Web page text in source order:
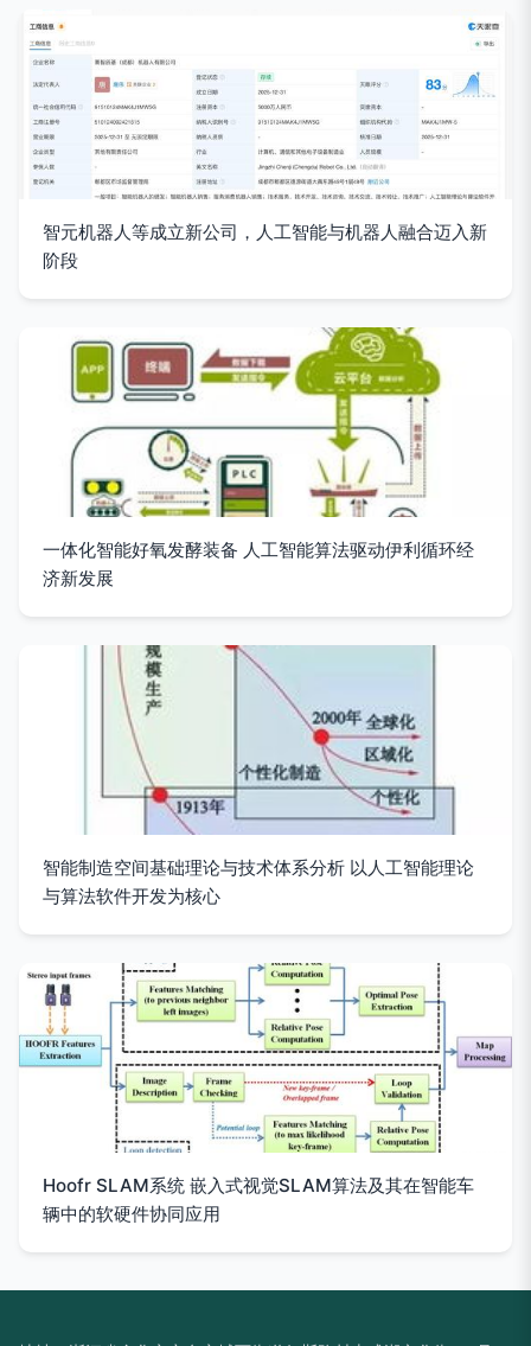
智元机器人等成立新公司，人工智能与机器人融合迈入新
阶段
一体化智能好氧发酵装备 人工智能算法驱动伊利循环经
济新发展
智能制造空间基础理论与技术体系分析 以人工智能理论
与算法软件开发为核心
Hoofr SLAM系统 嵌入式视觉SLAM算法及其在智能车
辆中的软硬件协同应用